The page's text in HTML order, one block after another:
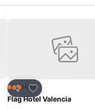
Partager
Ajouter à mes
3 ÉtoilesHôtel
Flag Hotel Valencia